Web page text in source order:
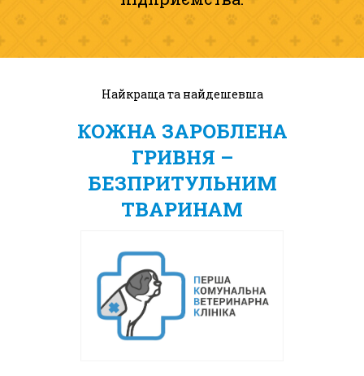
Найкраща та найдешевша
КОЖНА ЗАРОБЛЕНА
ГРИВНЯ –
БЕЗПРИТУЛЬНИМ
ТВАРИНАМ